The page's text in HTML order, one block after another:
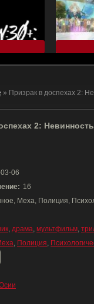
» Призрак в доспехах 2:
2: Невинность
06
16
Меха, Полиция,
, драма, мультфильм,
, Полиция,